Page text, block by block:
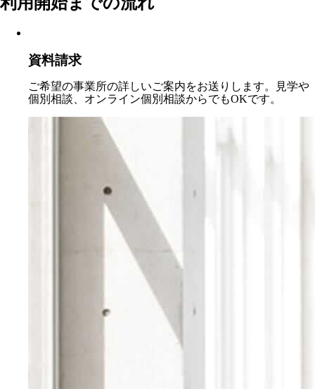
資料請求
ご希望の事業所の詳しいご案内をお送りします。見学や
個別相談、オンライン個別相談からでもOKです。